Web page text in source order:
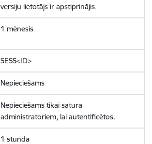
versiju lietotājs ir apstiprinājis.
1 mēnesis
SESS<ID>
Nepieciešams
Nepieciešams tikai satura
administratoriem, lai autentificētos.
1 stunda